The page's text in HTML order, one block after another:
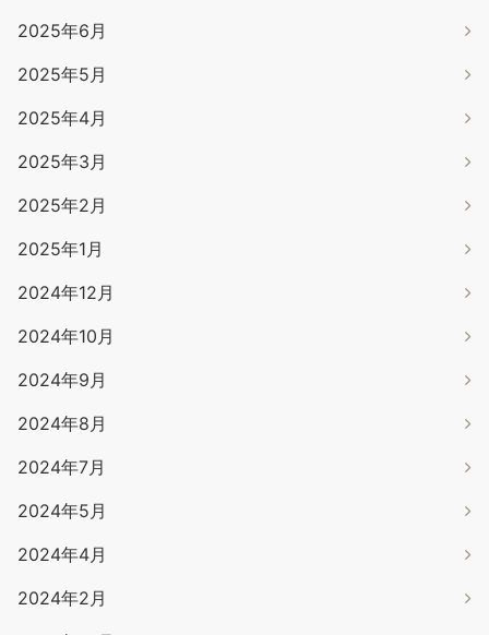
2025年6月
2025年5月
2025年4月
2025年3月
2025年2月
2025年1月
2024年12月
2024年10月
2024年9月
2024年8月
2024年7月
2024年5月
2024年4月
2024年2月